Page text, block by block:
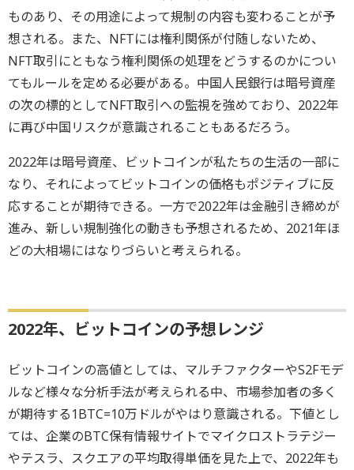
ものあり、その用途によって規制の内容も変わることが予
想される。また、NFTには権利関係が付随しないため、
NFT取引にともなう権利関係の処理をどうするのかについ
てもルールを定める必要がある。中国人民銀行は暗号資産
の次の標的としてNFT取引への監視を強めており、2022年
に再び中国リスクが意識されることもあるだろう。
2022年は暗号資産、ビットコインが私たちの生活の一部に
なり、それによってビットコインの価格もポジティブに反
応することが期待できる。一方で2022年は金融引き締めが
進み、新しい規制強化の動きも予想されるため、2021年ほ
どの大相場にはなりづらいと考えられる。
2022年、ビットコインの予想レンジ
ビットコインの高値としては、マルチファクターやS2Fモデ
ルなど様々な分析手法が考えられる中、市場参加者の多く
が期待する1BTC=10万ドルがやはり意識される。下値とし
ては、企業のBTC保有情報サイトでマイクロストラテジー
やテスラ、スクエアの平均取得単価を見た上で、2022年も